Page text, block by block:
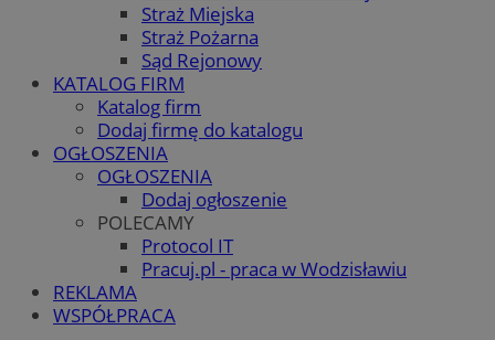
Straż Miejska
Straż Pożarna
Sąd Rejonowy
KATALOG FIRM
Katalog firm
Dodaj firmę do katalogu
OGŁOSZENIA
OGŁOSZENIA
Dodaj ogłoszenie
POLECAMY
Protocol IT
Pracuj.pl - praca w Wodzisławiu
REKLAMA
WSPÓŁPRACA